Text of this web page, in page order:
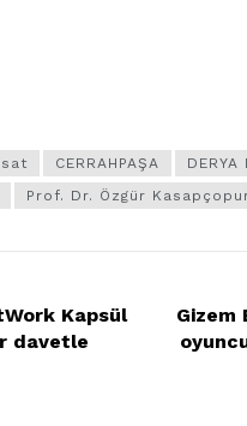
CERRAHPAŞA DERYA
Prof. Dr. Özgür
Kapsül
davetle
Gizem